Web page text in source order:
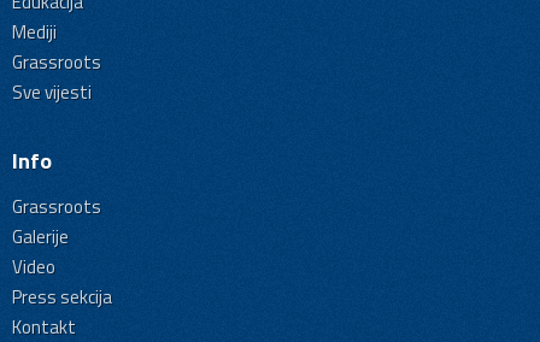
Mediji
Grassroots
Sve vijesti
Info
Grassroots
Galerije
Video
Press sekcija
Kontakt